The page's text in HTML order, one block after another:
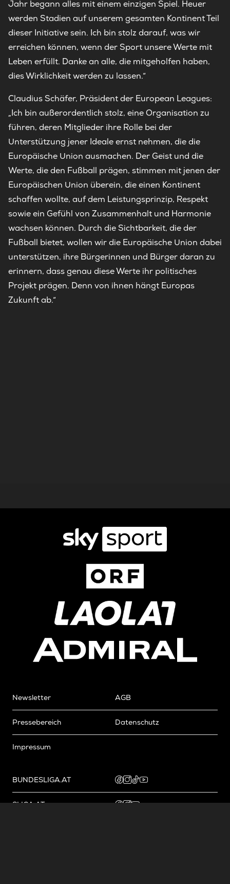
Jahr begann alles mit einem einzigen Spiel. Heuer
werden Stadien auf unserem gesamten Kontinent Teil
dieser Initiative sein. Ich bin stolz darauf, was wir
erreichen können, wenn der Sport unsere Werte mit
Leben erfüllt. Danke an alle, die mitgeholfen haben,
dies Wirklichkeit werden zu lassen.“
Claudius Schäfer, Präsident der European Leagues:
„Ich bin außerordentlich stolz, eine Organisation zu
führen, deren Mitglieder ihre Rolle bei der
Unterstützung jener Ideale ernst nehmen, die die
Europäische Union ausmachen. Der Geist und die
Werte, die den Fußball prägen, stimmen mit jenen der
Europäischen Union überein, die einen Kontinent
schaffen wollte, auf dem Leistungsprinzip, Respekt
sowie ein Gefühl von Zusammenhalt und Harmonie
wachsen können. Durch die Sichtbarkeit, die der
Fußball bietet, wollen wir die Europäische Union dabei
unterstützen, ihre Bürgerinnen und Bürger daran zu
erinnern, dass genau diese Werte ihr politisches
Projekt prägen. Denn von ihnen hängt Europas
Zukunft ab.“
Newsletter
Pressebereich
Impressum
AGB
Datenschutz
BUNDESLIGA.AT
2LIGA.AT